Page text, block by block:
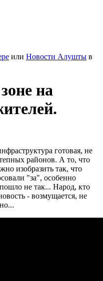
или Новости Алушты в
на
готовая, не
районов. А то, что
изобразить так, что
"за", особенно
не так... Народ, кто
- возмущается, не